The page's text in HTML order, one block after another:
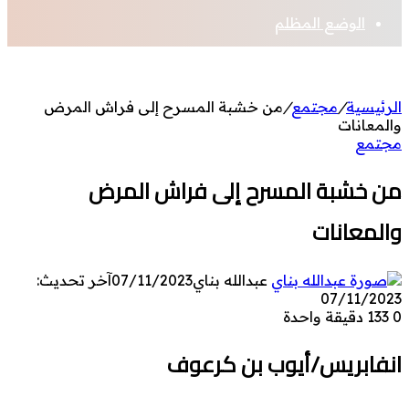
الوضع المظلم
الرئيسية/مجتمع/من خشبة المسرح إلى فراش المرض
والمعانات
مجتمع
من خشبة المسرح إلى فراش المرض
والمعانات
عبدالله بناي07/11/2023آخر تحديث:
07/11/2023
0
دقيقة واحدة
انفابريس/أيوب بن كرعوف